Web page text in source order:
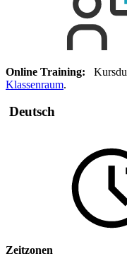
Online Training:
Klassenraum.
Deutsch
Zeitzonen